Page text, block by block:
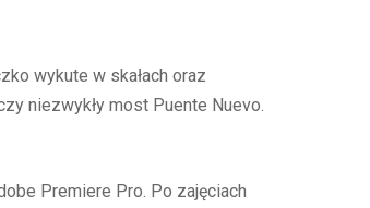
wykute w skałach oraz
niezwykły most Puente Nuevo.
Premiere Pro. Po zajęciach